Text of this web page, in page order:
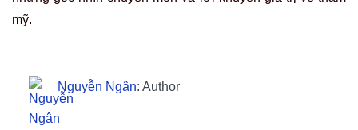
mỹ.
Nguyễn Ngân: Author